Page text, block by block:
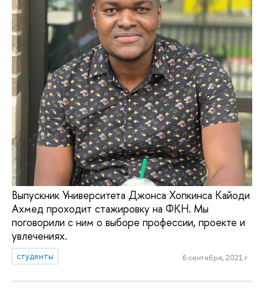
Выпускник Университета Джонса Хопкинса Кайоди
Ахмед проходит стажировку на ФКН. Мы
поговорили с ним о выборе профессии, проекте и
увлечениях.
студенты 6 сентября, 2021 г.